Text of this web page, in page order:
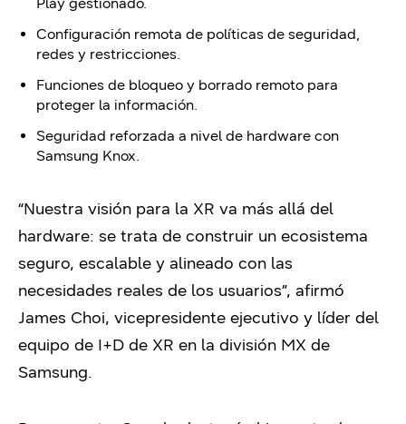
Configuración remota de políticas de seguridad,
redes y restricciones.
Funciones de bloqueo y borrado remoto para
proteger la información.
Seguridad reforzada a nivel de hardware con
Samsung Knox.
“Nuestra visión para la XR va más allá del
hardware: se trata de construir un ecosistema
seguro, escalable y alineado con las
necesidades reales de los usuarios”, afirmó
James Choi, vicepresidente ejecutivo y líder del
equipo de I+D de XR en la división MX de
Samsung.